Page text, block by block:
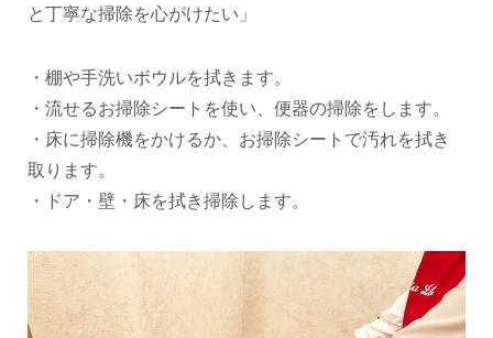
と丁寧な掃除を心がけたい」
・棚や手洗いボウルを拭きます。
・流せるお掃除シートを使い、便器の掃除をします。
・床に掃除機をかけるか、お掃除シートで汚れを拭き
取ります。
・ドア・壁・床を拭き掃除します。